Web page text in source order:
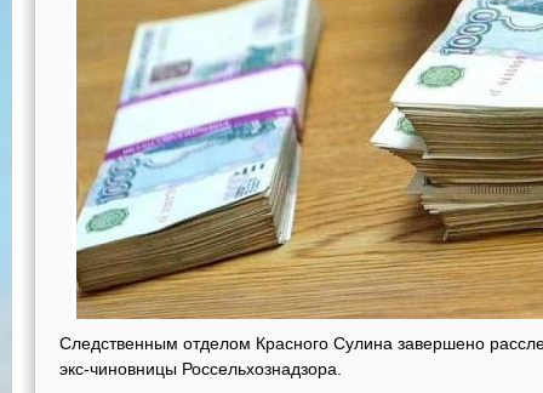
Следственным отделом Красного Сулина завершено
экс-чиновницы Россельхознадзора.